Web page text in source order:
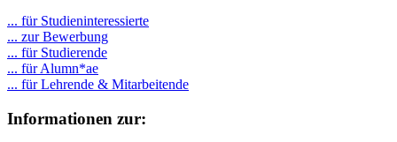
... für Studieninteressierte
... zur Bewerbung
... für Studierende
... für Alumn*ae
... für Lehrende & Mitarbeitende
Informationen zur: